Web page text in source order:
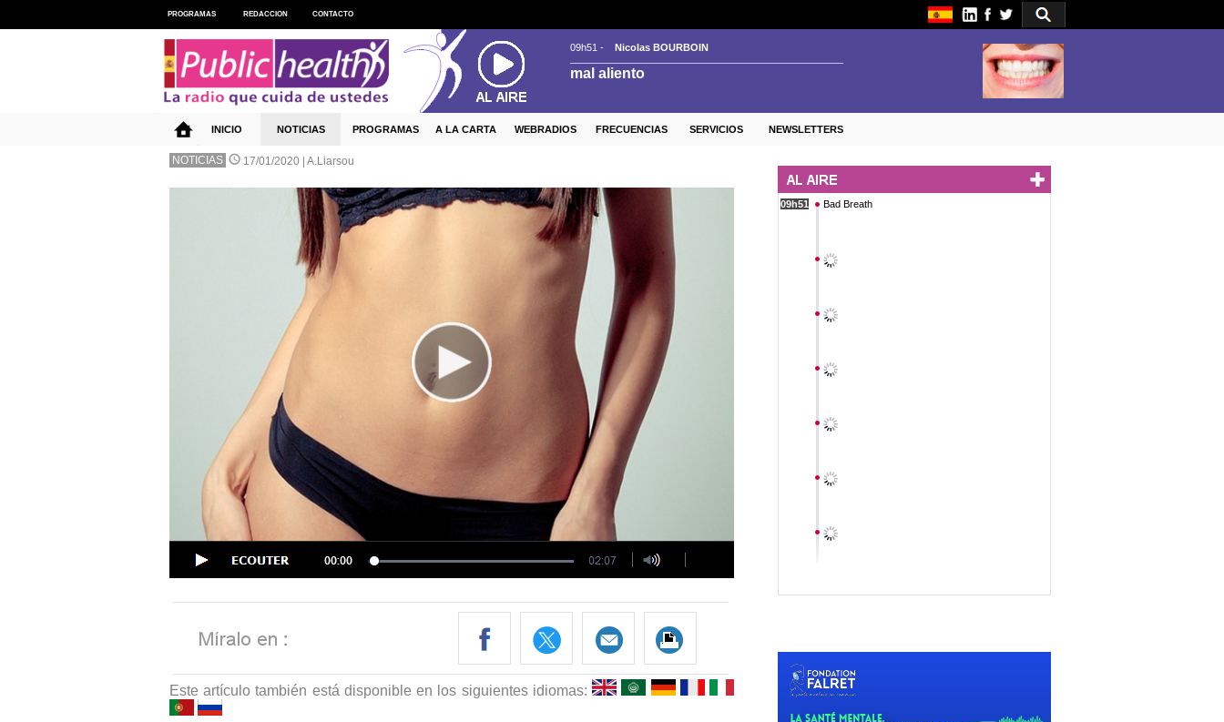
NOTICIAS 17/01/2020 | A.Liarsou
Este artículo también está disponible en los siguientes idiomas:
PROGRAMAS REDACCION CONTACTO
INICIO NOTICIAS PROGRAMAS A LA CARTA WEBRADIOS FRECUENCIAS SERVICIOS NEWSLETTERS